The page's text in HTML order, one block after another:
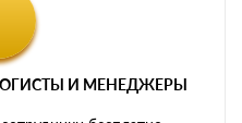
И МЕНЕДЖЕРЫ